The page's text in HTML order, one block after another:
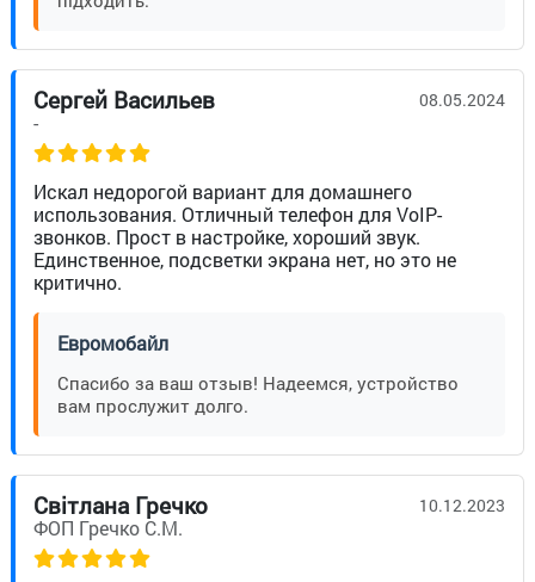
Сергей Васильев
-
08.05.2024
Искал недорогой вариант для домашнего
использования. Отличный телефон для VoIP-
звонков. Прост в настройке, хороший звук.
Единственное, подсветки экрана нет, но это не
критично.
Евромобайл
Спасибо за ваш отзыв! Надеемся, устройство
вам прослужит долго.
Світлана Гречко
ФОП Гречко С.М.
10.12.2023